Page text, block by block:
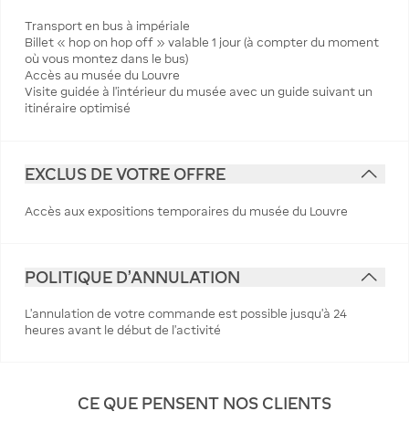
Transport en bus à impériale
Billet « hop on hop off » valable 1 jour (à compter du moment
où vous montez dans le bus)
Accès au musée du Louvre
Visite guidée à l'intérieur du musée avec un guide suivant un
itinéraire optimisé
EXCLUS DE VOTRE OFFRE
Accès aux expositions temporaires du musée du Louvre
POLITIQUE D'ANNULATION
L’annulation de votre commande est possible jusqu’à 24
heures avant le début de l’activité
CE QUE PENSENT NOS CLIENTS